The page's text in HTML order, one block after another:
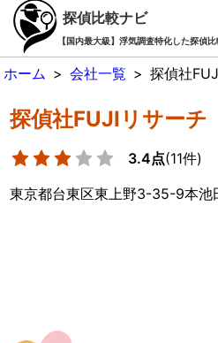
探偵比較ナビ
【国内最大級】浮気調査特化した探偵比
ホーム > 会社一覧 > 探偵社
探偵社FUJIリサーチ
3.4点(11件)
東京都台東区東上野3-35-9本池